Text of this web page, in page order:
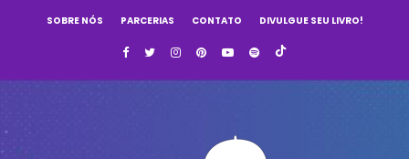
SOBRE NÓS PARCERIAS CONTATO DIVULGUE SEU LIVRO!